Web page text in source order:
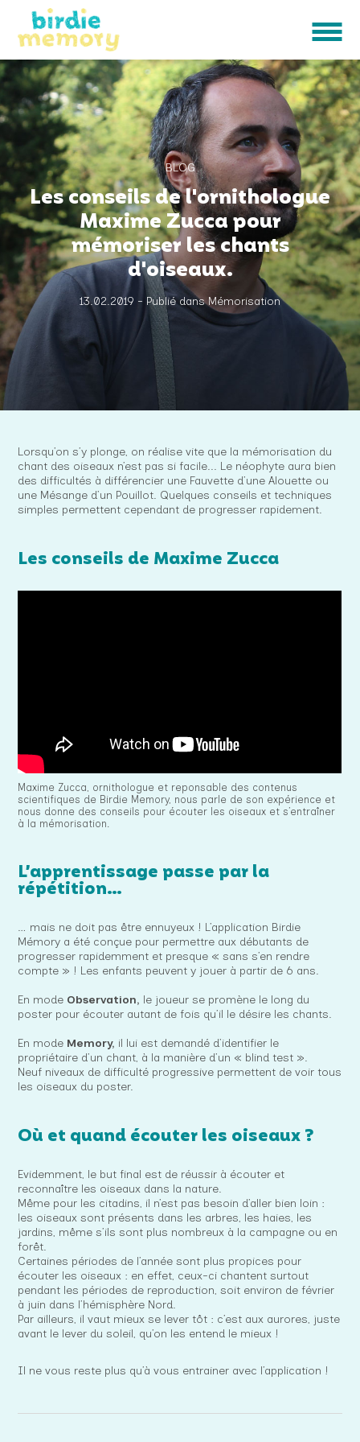
BLOG
Les conseils de l'ornithologue
Maxime Zucca pour
mémoriser les chants
d'oiseaux.
13.02.2019 - Publié dans Mémorisation
Lorsqu’on s’y plonge, on réalise vite que la mémorisation du
chant des oiseaux n’est pas si facile... Le néophyte aura bien
des difficultés à différencier une Fauvette d’une Alouette ou
une Mésange d’un Pouillot. Quelques conseils et techniques
simples permettent cependant de progresser rapidement.
Les conseils de Maxime Zucca
Maxime Zucca, ornithologue et reponsable des contenus
scientifiques de Birdie Memory, nous parle de son expérience et
nous donne des conseils pour écouter les oiseaux et s’entraîner
à la mémorisation.
L’apprentissage passe par la
répétition…
… mais ne doit pas être ennuyeux ! L’application Birdie
Mémory a été conçue pour permettre aux débutants de
progresser rapidemment et presque « sans s’en rendre
compte » ! Les enfants peuvent y jouer à partir de 6 ans.
En mode Observation, le joueur se promène le long du
poster pour écouter autant de fois qu’il le désire les chants.
En mode Memory, il lui est demandé d’identifier le
propriétaire d’un chant, à la manière d’un « blind test ».
Neuf niveaux de difficulté progressive permettent de voir tous
les oiseaux du poster.
Où et quand écouter les oiseaux ?
Evidemment, le but final est de réussir à écouter et
reconnaître les oiseaux dans la nature.
Même pour les citadins, il n’est pas besoin d’aller bien loin :
les oiseaux sont présents dans les arbres, les haies, les
jardins, même s’ils sont plus nombreux à la campagne ou en
forêt.
Certaines périodes de l’année sont plus propices pour
écouter les oiseaux : en effet, ceux-ci chantent surtout
pendant les périodes de reproduction, soit environ de février
à juin dans l’hémisphère Nord.
Par ailleurs, il vaut mieux se lever tôt : c’est aux aurores, juste
avant le lever du soleil, qu’on les entend le mieux !
Il ne vous reste plus qu’à vous entrainer avec l’application !